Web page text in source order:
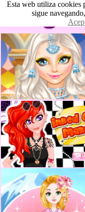
Esta web utiliza cookies
sigue